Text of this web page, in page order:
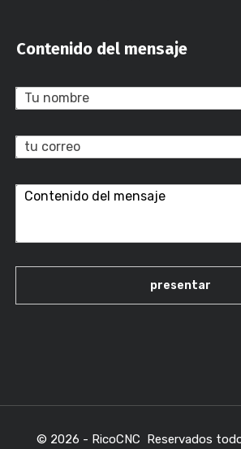
Contenido del mensaje
© 2026 - RicoCNC Reservados